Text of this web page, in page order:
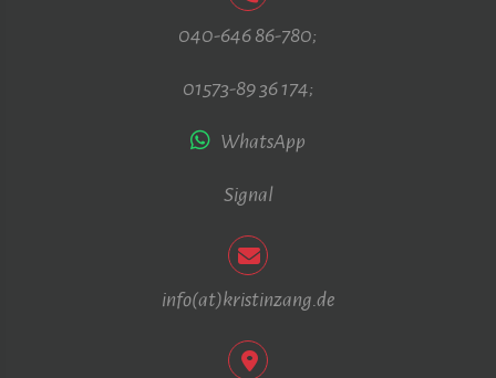
040-646 86-780;
01573-89 36 174;
WhatsApp
Signal
info(at)kristinzang.de